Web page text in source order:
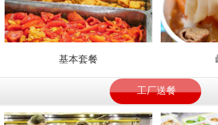
基本套餐
工厂送餐